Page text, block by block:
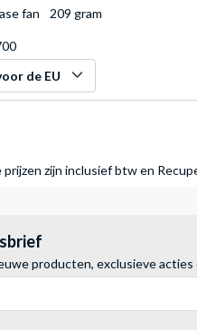
fan 209 gram
de EU
prijzen zijn inclusief btw en
producten, exclusieve